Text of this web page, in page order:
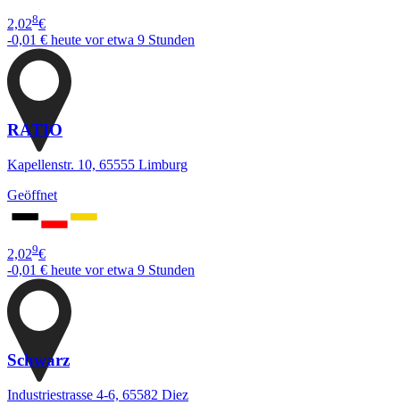
2,028€
-0,01 € heute vor etwa 9 Stunden
RATIO
Kapellenstr. 10, 65555 Limburg
Geöffnet
2,029€
-0,01 € heute vor etwa 9 Stunden
Schwarz
Industriestrasse 4-6, 65582 Diez